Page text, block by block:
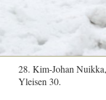
28. Kim-Johan
Yleisen 30.